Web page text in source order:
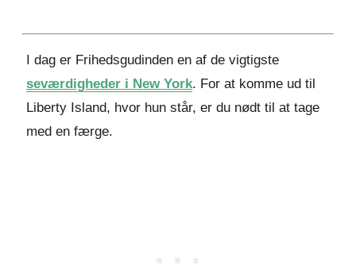
I dag er Frihedsgudinden en af de vigtigste
seværdigheder i New York. For at komme ud til
Liberty Island, hvor hun står, er du nødt til at tage
med en færge.